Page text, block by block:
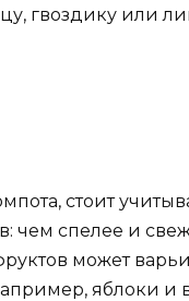
гвоздику или
стоит
чем спелее и
может
яблоки и